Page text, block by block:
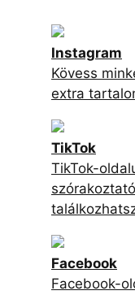
Instagram
Kövess
extra
TikTok
TikTok-
Facebook
Facebook-